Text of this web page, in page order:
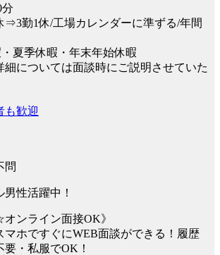
⇒3勤1休/工場カレンダーに準ずる/年間
夏季休暇・年末年始休暇
については面談時にご説明させていた
も歓迎
問
性活躍中！
ンライン面接OK》
マホですぐにWEB面談ができる！履歴
・私服でOK！